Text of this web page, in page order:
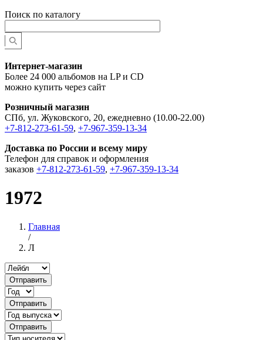
Поиск по каталогу
Интернет-магазин
Более 24 000 альбомов на LP и CD
можно купить через сайт
Розничный магазин
СПб, ул. Жуковского, 20, ежедневно (10.00-22.00)
+7-812-273-61-59, +7-967-359-13-34
Доставка по России и всему миру
Телефон для справок и оформления
заказов +7-812-273-61-59, +7-967-359-13-34
1972
Главная
/
Л
Отправить
Отправить
Отправить